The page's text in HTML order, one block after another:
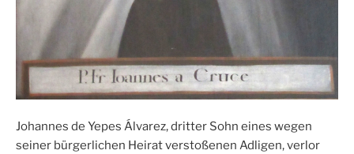
Johannes de Yepes Álvarez, dritter Sohn eines wegen
seiner bürgerlichen Heirat verstoßenen Adligen, verlor